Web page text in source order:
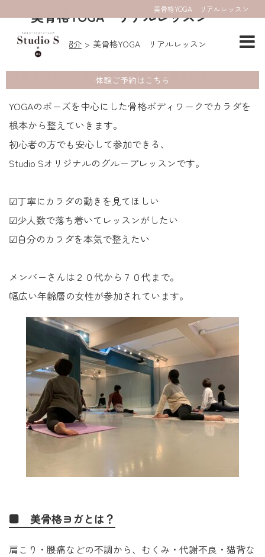
美骨格YOGA リアルレッスン
体験ご予約はこちら
美骨格YOGA リアルレッスン
HOME コース紹介 美骨格YOGA リアルレッスン
【美骨格ヨガ】骨格からカラダを整え美しく
YOGAのポーズを中心にした骨格ボディワークでカラダを
根本から整えていきます。
初心者の方でも安心して参加できる、
Studio Sオリジナルのグループレッスンです。
☑丁寧にカラダの動きを見てほしい
☑少人数で落ち着いてレッスンがしたい
☑自分のカラダを本気で整えたい
メンバーさんは２０代から７０代まで。
幅広い年齢層の女性が参加されています。
■ 美骨格ヨガとは？
肩こり・腰痛などの不調から、むくみ・代謝不良・猫背な